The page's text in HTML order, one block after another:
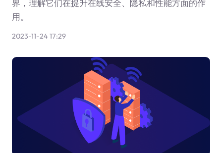
界，理解它们在提升在线安全、隐私和性能方面的作
用。
2023-11-24 17:29